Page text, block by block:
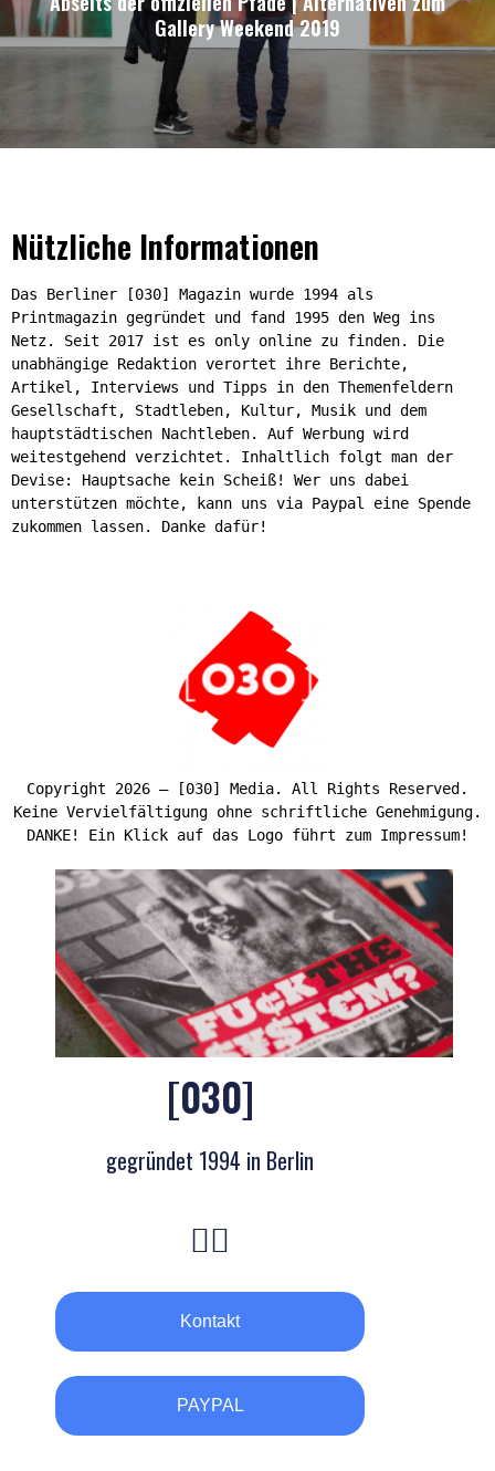
Gallery Weekend 2019
Nützliche Informationen
Das Berliner [030] Magazin wurde 1994 als
Printmagazin gegründet und fand 1995 den Weg ins
Netz. Seit 2017 ist es only online zu finden. Die
unabhängige Redaktion verortet ihre Berichte,
Artikel, Interviews und Tipps in den Themenfeldern
Gesellschaft, Stadtleben, Kultur, Musik und dem
hauptstädtischen Nachtleben. Auf Werbung wird
weitestgehend verzichtet. Inhaltlich folgt man der
Devise: Hauptsache kein Scheiß! Wer uns dabei
unterstützen möchte, kann uns via Paypal eine Spende
zukommen lassen. Danke dafür!
Copyright 2026 – [030] Media. All Rights Reserved.
Keine Vervielfältigung ohne schriftliche Genehmigung.
DANKE! Ein Klick auf das Logo führt zum Impressum!
[030]
gegründet 1994 in Berlin
Kontakt
PAYPAL